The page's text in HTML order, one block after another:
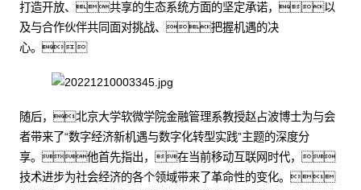
打造开放、共享的生态系统方面的坚定承诺，以
及与合作伙伴共同面对挑战、把握机遇的决
心。
随后，北京大学软微学院金融管理系教授赵占波博士为与会
者带来了“数字经济新机遇与数字化转型实践”主题的深度分
享。他首先指出，在当前移动互联网时代，
技术进步为社会经济的各个领域带来了革命性的变化。